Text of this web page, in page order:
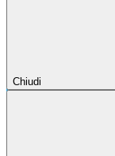
Chiudi